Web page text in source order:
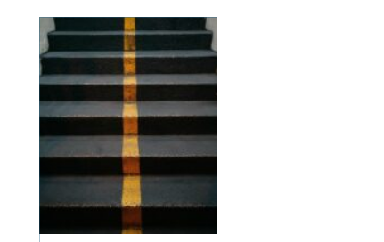
allvarliga skador på
människor, maskiner och
byggnader. Samtidigt ...